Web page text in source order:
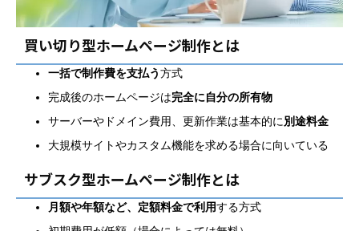
買い切り型ホームページ制作とは
一括で制作費を支払う方式
完成後のホームページは完全に自分の所有物
サーバーやドメイン費用、更新作業は基本的に別途料金
大規模サイトやカスタム機能を求める場合に向いている
サブスク型ホームページ制作とは
月額や年額など、定額料金で利用する方式